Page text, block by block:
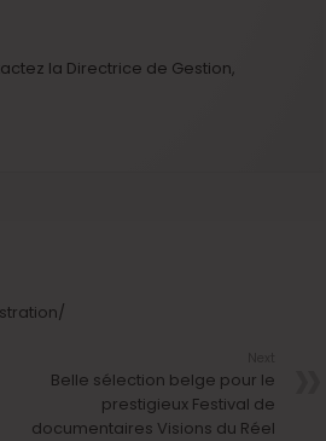
la Directrice de Gestion,
Belle sélection belge pour le
prestigieux Festival de
documentaires Visions du Réel